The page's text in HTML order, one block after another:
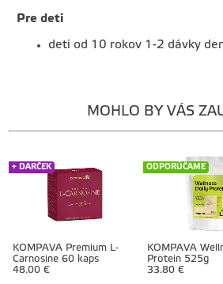
Pre deti
deti od 10 rokov 1-2 dávky
MOHLO BY VÁS
KOMPAVA Premium L-
Carnosine 60 kaps
+ DARČEK
48.00 €
KOMPAVA
Protein 525g
ODPORÚČAME
33.80 €